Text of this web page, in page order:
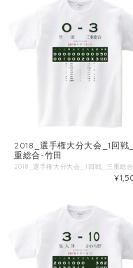
2018_選手権大分大会_1回戦
重総合-竹田